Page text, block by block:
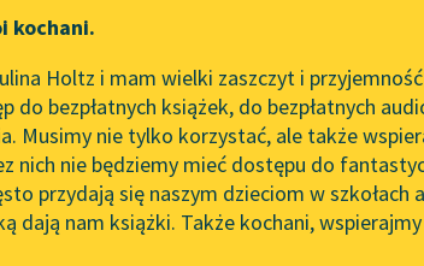
redakcyjne
Wolne Lektury na 32.
Pol’and’Rock Festivalu
„Kochanek Lady Chatterley”
do słuchania na Wolnych
Lekturach
Nowy audiobook – „Marzenie
kochani.
Holtz i mam wielki zaszczyt i
do bezpłatnych książek, do bezpłatnych
Musimy nie tylko korzystać, ale także
nich nie będziemy mieć dostępu do
przydają się naszym dzieciom w szkołach
dają nam książki. Także kochani,